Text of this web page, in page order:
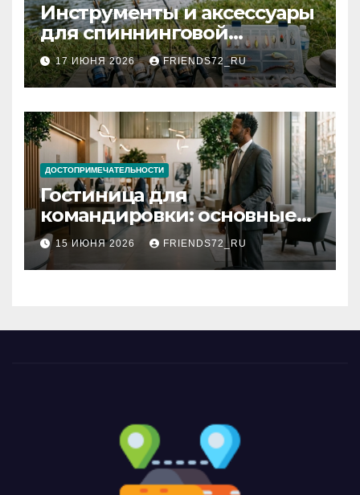
Инструменты и аксессуары
для спиннинговой
рыбалки: назначение и
типы
17 ИЮНЯ 2026 FRIENDS72_RU
ДОСТОПРИМЕЧАТЕЛЬНОСТИ
Гостиница для
командировки: основные
критерии выбора
15 ИЮНЯ 2026 FRIENDS72_RU